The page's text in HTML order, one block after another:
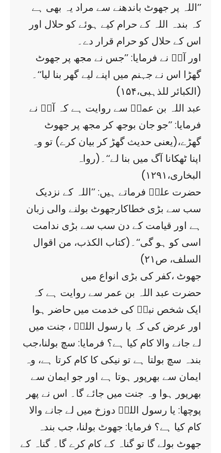
’’اللہ پر جھوٹ باندھنے سے مراد یہ بھی ہے
کہ بندہ اللہ کے حرام کیے ہوئے کو حلال اور
اس کے حلال کو حرام قرار دے۔
اور آپؐ نے فرمایا: ’’جس نے مجھ پر جھوٹ
گھڑا اس نے جہنم میں اپنے لیے گھر بنا لیا‘‘۔
(الکبائر للذہبی،۱۵۴)
عبد اللہ بن عمرؓ سے روایت ہے کہ آپؐ نے
فرمایا: ’’جو جان بوجھ کر مجھ پر جھوٹ
گھڑے،(یعنی حدیث گھڑ کر بیان کرے) تو وہ
اپنا ٹھکانا آگ میں بنا لے‘‘۔(رواہ
البخاری،۱۲۹۱)
حضرت علیؓ فرماتے ہیں: ’’اللہ کے نزدیک
سب سے بڑی خطاکارجھوٹ بولنے والی زبان
ہے اور قیامت کے دن سب سے بڑی ندامت
اسی کو ہو گی‘‘۔(کتاب الکذب، من اقوال
السلف، ص۲۱)
جھوٹ ،کفر کی بڑی انواع میں
حضرت عبد اللہ بن عمر سے روایت ہے کہ
ایک شخص نبیؐ کی خدمت میں حاضر ہوا
اور عرض کی کہ یا رسول اللہؐ ، جنت میں
لے جانے والا کام کیا ہے؟ فرمایا: سچ بولنا،جب
بندہ سچ بولتا ہے تو نیکی کا کام کرتا ہے، وہ
ایمان سے بھرپور ہوتا ہے اور جو ایمان سے
بھرپور ہوا وہ جنت میں جائے گا۔ اس نے پھر
پوچھا: یا رسول اللہؐ دوزخ میں لے جانے والا
کام کیا ہے؟ فرمایا: جھوٹ بولنا، جب بندہ
جھوٹ بولے گا تو گناہ کے کام کرے گا۔ گناہ کے